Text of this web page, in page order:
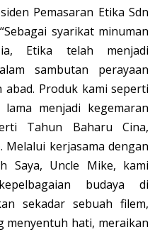
Pemasaran Etika Sdn
syarikat minuman
Etika telah menjadi
sambutan perayaan
Produk kami seperti
menjadi kegemaran
Tahun Baharu Cina,
Melalui kerjasama dengan
Saya, Uncle Mike, kami
budaya di
sekadar sebuah filem,
menyentuh hati, meraikan